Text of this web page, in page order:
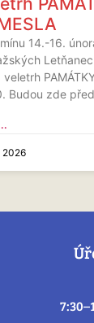
14.-16.
veletrh
Budou zde
2026